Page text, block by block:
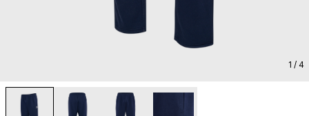
1 / 4